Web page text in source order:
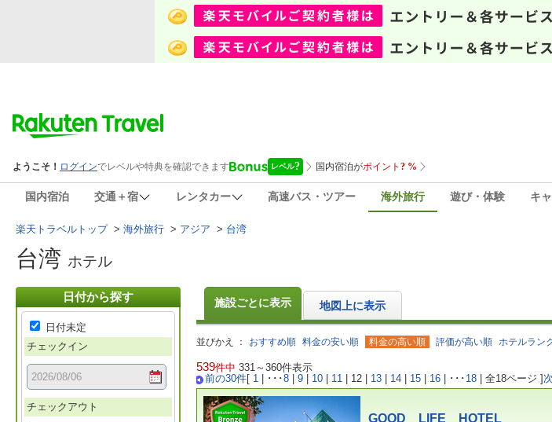
国内宿泊 交通＋宿 レンタカー 高速バス・ツアー 海外旅行 遊び・体験 キ
楽天トラベルトップ> 海外旅行 > アジア > 台湾
台湾 ホテル
施設ごとに表示 地図上に表示
並びかえ ： おすすめ順 料金の安い順 料金の高い順 評価が高い順 ホテルラン
539件中 331～360件表示
前の30件[ 1 ･･･8 9 10 11 12 13 14 15 16 ･･･ 18 全18ページ ]
GOOD LIFE HOTEL
日付から探す
日付未定
チェックイン
チェックアウト